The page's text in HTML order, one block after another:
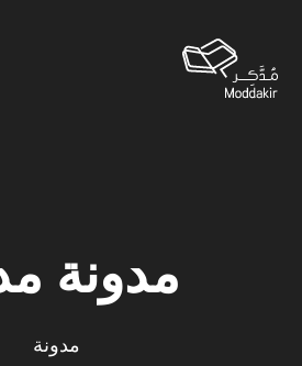
مدونة
مدونة